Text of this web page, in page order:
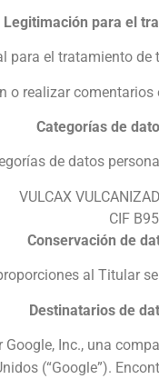
Legitimación para el
para el tratamiento
realizar
Categorías de
de datos
VULCAX
CIF
Conservación de
al Titular
Destinatarios de
Inc., una
(“Google”).